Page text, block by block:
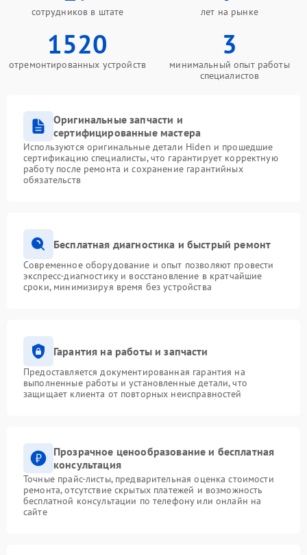
сотрудников в штате лет на рынке
1520
отремонтированных устройств
3
минимальный опыт работы
специалистов
Оригинальные запчасти и
сертифицированные мастера
Используются оригинальные детали Hiden и прошедшие
сертификацию специалисты, что гарантирует корректную
работу после ремонта и сохранение гарантийных
обязательств
Бесплатная диагностика и быстрый ремонт
Современное оборудование и опыт позволяют провести
экспресс-диагностику и восстановление в кратчайшие
сроки, минимизируя время без устройства
Гарантия на работы и запчасти
Предоставляется документированная гарантия на
выполненные работы и установленные детали, что
защищает клиента от повторных неисправностей
Прозрачное ценообразование и бесплатная
консультация
Точные прайс-листы, предварительная оценка стоимости
ремонта, отсутствие скрытых платежей и возможность
бесплатной консультации по телефону или онлайн на
сайте